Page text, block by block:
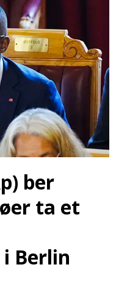
ber
ta et
Berlin